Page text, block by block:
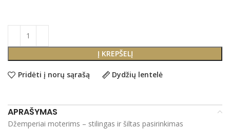
Į KREPŠELĮ
Pridėti į norų sąrašą Dydžių lentelė
APRAŠYMAS
Džemperiai moterims – stilingas ir šiltas pasirinkimas